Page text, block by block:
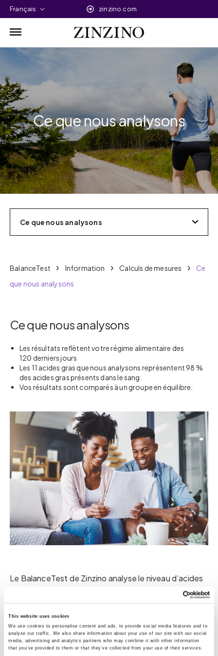
This website uses cookies
We use cookies to personalise content and ads, to provide social media features and to
analyse our traffic. We also share information about your use of our site with our social
media, advertising and analytics partners who may combine it with other information
that you’ve provided to them or that they’ve collected from your use of their services.
Français zinzino.com
Ce que nous analysons
Ce que nous analysons
BalanceTest Information Calculs de mesures
Ce
que nous analysons
Ce que nous analysons
Les résultats reflètent votre régime alimentaire des
120 derniers jours
Les 11 acides gras que nous analysons représentent 98 %
des acides gras présents dans le sang.
Vos résultats sont comparés à un groupe en équilibre.
Le BalanceTest de Zinzino analyse le niveau d’acides
gras dans le sang capillaire obtenu au bout du doigt
Dried Blood Spot). Au moment de la collecte de
l’échantillon, les valeurs reflètent votre régime